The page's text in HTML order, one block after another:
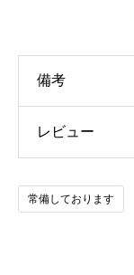
備考
レビュー
以前にこの商
みのユーザー
常備しております